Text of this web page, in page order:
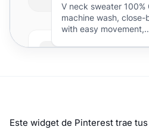
Este widget de Pinterest trae